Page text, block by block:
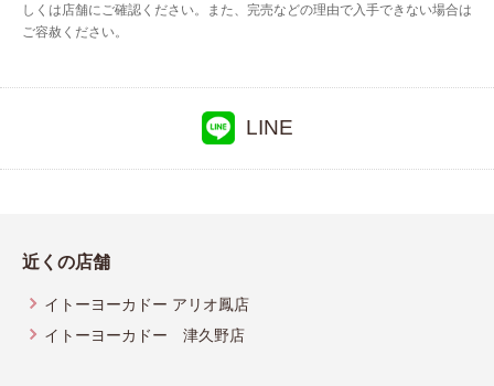
しくは店舗にご確認ください。また、完売などの理由で入手できない場合は
ご容赦ください。
LINE
近くの店舗
イトーヨーカドー アリオ鳳店
イトーヨーカドー 津久野店